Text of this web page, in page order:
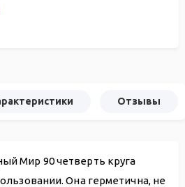
Отзывы
Мир 90 четверть круга
Она герметична, не